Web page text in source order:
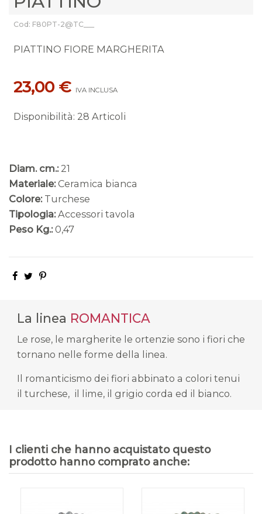
Cod: F80PT-2@TC___
PIATTINO FIORE MARGHERITA
23,00 € IVA INCLUSA
Disponibilità: 28 Articoli
Diam. cm.: 21
Materiale: Ceramica bianca
Colore: Turchese
Tipologia: Accessori tavola
Peso Kg.: 0,47
La linea ROMANTICA
Le rose, le margherite le ortenzie sono i fiori che
tornano nelle forme della linea.
Il romanticismo dei fiori abbinato a colori tenui
il turchese, il lime, il grigio corda ed il bianco.
I clienti che hanno acquistato questo
prodotto hanno comprato anche: